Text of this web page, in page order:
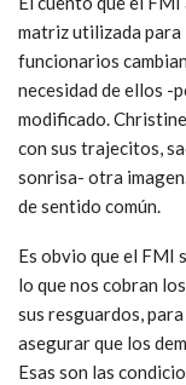
matriz utilizada para
funcionarios
necesidad de ellos -
modificado.
con sus trajecitos,
sonrisa- otra
de sentido común.
Es obvio que el FMI
lo que nos cobran
sus resguardos,
asegurar que los
Esas son las